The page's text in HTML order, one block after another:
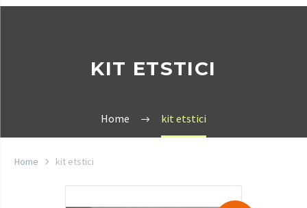
KIT ETSTICI
Home kit etstici
Home kit etstici